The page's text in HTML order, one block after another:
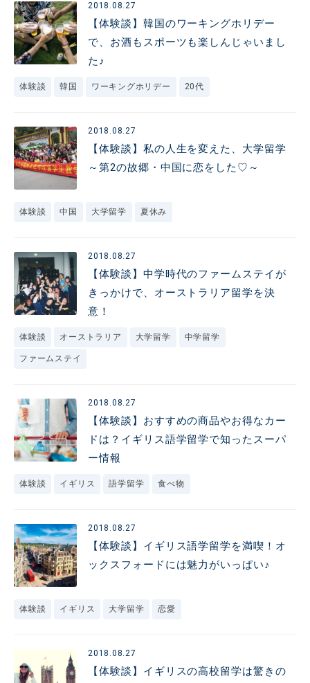
2018.08.27
【体験談】韓国のワーキングホリデー
で、お酒もスポーツも楽しんじゃいまし
た♪
体験談 韓国 ワーキングホリデー 20代
2018.08.27
【体験談】私の人生を変えた、大学留学
～第2の故郷・中国に恋をした♡～
体験談 中国 大学留学 夏休み
2018.08.27
【体験談】中学時代のファームステイが
きっかけで、オーストラリア留学を決
意！
体験談 オーストラリア 大学留学 中学留学
ファームステイ
2018.08.27
【体験談】おすすめの商品やお得なカー
ドは？イギリス語学留学で知ったスーパ
ー情報
体験談 イギリス 語学留学 食べ物
2018.08.27
【体験談】イギリス語学留学を満喫！オ
ックスフォードには魅力がいっぱい♪
体験談 イギリス 大学留学 恋愛
2018.08.27
【体験談】イギリスの高校留学は驚きの